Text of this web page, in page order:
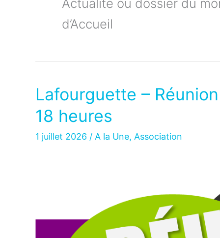
Actualité ou dossier du
d’Accueil
Lafourguette –
18 heures
1 juillet 2026 / A la Une, Association